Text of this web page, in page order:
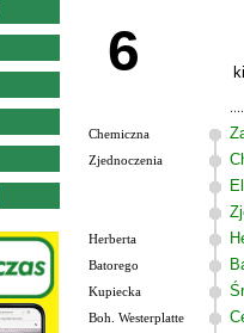
6
Chemiczna
Zjednoczenia
Herberta
Batorego
Kupiecka
Boh. Westerplatte